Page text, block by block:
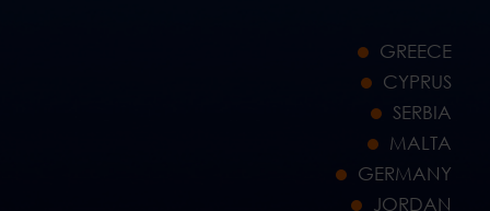
GREECE
CYPRUS
SERBIA
MALTA
GERMANY
JORDAN